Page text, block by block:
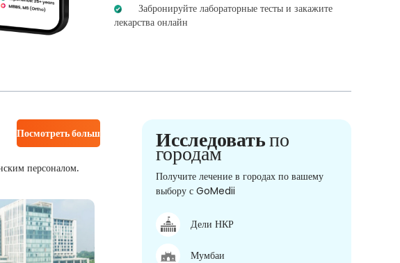
Забронируйте лабораторные тесты и закажите
лекарства онлайн
Посмотреть больше
персоналом.
Исследоватьпо
городам
Получите лечение в городах по вашему
выбору с GoMedii
Дели НКР
Мумбаи